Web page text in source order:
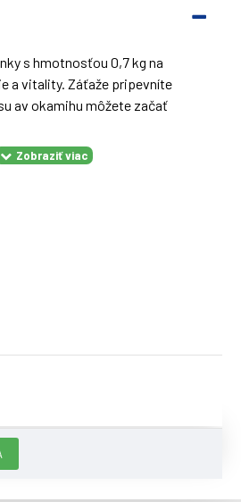
s hmotnosťou 0,7 kg na
a vitality. Záťaže pripevníte
av okamihu môžete začať
rúk a nôh upnutie na suchý zips
behaní, tréningu či inej
24 mesiacov